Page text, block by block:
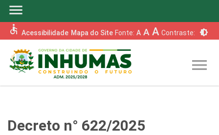
menu
accessible Acessibilidade Mapa do Site Fonte: A A A Contraste: brightness_6
menu
Decreto n° 622/2025